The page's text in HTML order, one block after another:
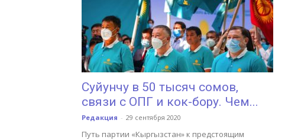
Суйунчу в 50 тысяч сомов,
связи с ОПГ и кок-бору. Чем...
Редакция - 29 сентября 2020
Путь партии «Кыргызстан» к предстоящим